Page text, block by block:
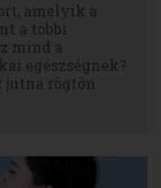
amelyik a
a többi
mind a
egészségnek?
jutna rögtön